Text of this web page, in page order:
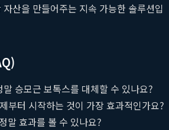
산을 만들어주는 지속 가능한 솔루션입
승모근 보톡스를 대체할 수 있나요?
부터 시작하는 것이 가장 효과적인가요?
말 효과를 볼 수 있나요?